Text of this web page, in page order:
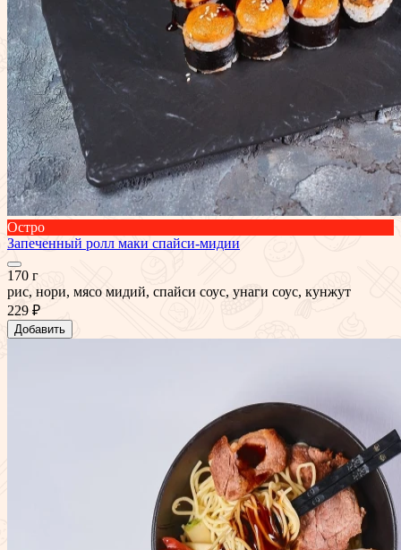
Остро
Запеченный ролл маки спайси-мидии
170 г
рис, нори, мясо мидий, спайси соус, унаги соус, кунжут
229 ₽
Добавить